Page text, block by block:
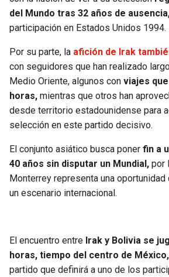
del Mundo tras 32 años de
participación en Estados Unidos 1994.
Por su parte, la afición de Irak
con seguidores que han realizado
Medio Oriente, algunos con viajes
horas, mientras que otros han
desde territorio estadounidense para
selección en este partido decisivo.
El conjunto asiático busca poner fin a
40 años sin disputar un Mundial, por
Monterrey representa una oportunidad
un escenario internacional.
El encuentro entre Irak y Bolivia se
horas, tiempo del centro de México,
partido que definirá a uno de los